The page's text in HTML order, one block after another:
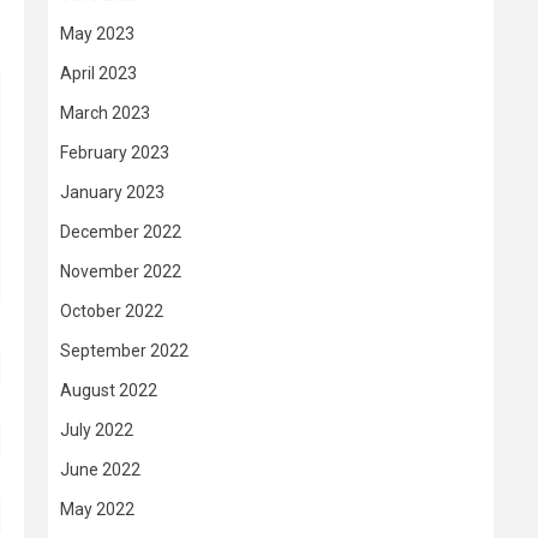
May 2023
April 2023
March 2023
February 2023
January 2023
December 2022
November 2022
October 2022
September 2022
August 2022
July 2022
June 2022
May 2022